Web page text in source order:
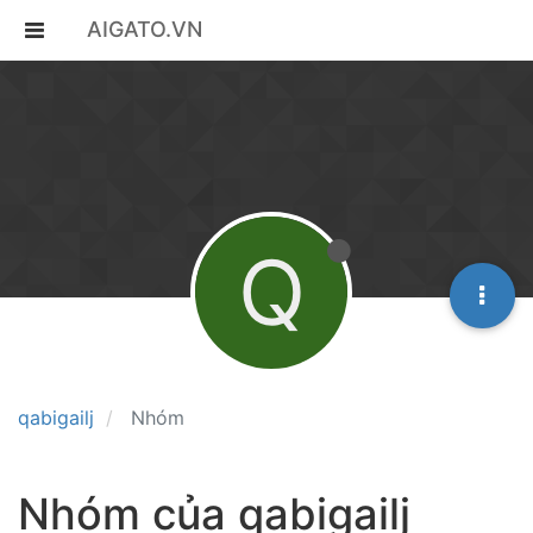
AIGATO.VN
qabigailj Nhóm
Q
Nhóm của qabigailj